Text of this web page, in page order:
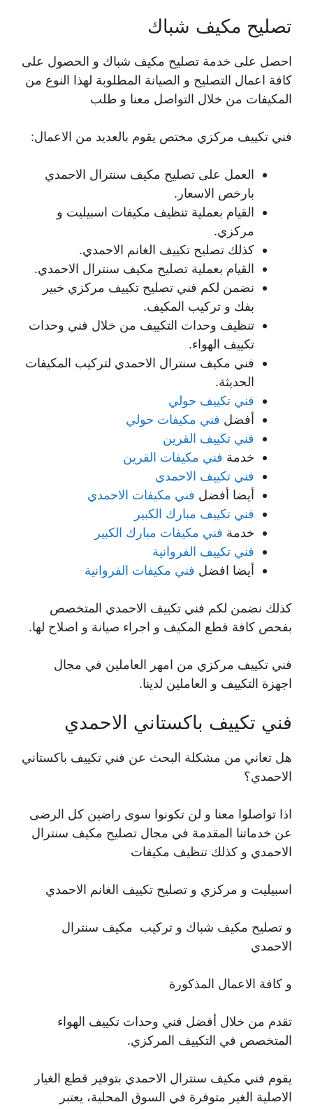
تصليح مكيف شباك
احصل على خدمة تصليح مكيف شباك و الحصول على
كافة اعمال التصليح و الصيانة المطلوبة لهذا النوع من
المكيفات من خلال التواصل معنا و طلب
فني تكييف مركزي مختص يقوم بالعديد من الاعمال:
العمل على تصليح مكيف سنترال الاحمدي
بارخص الاسعار.
القيام بعملية تنظيف مكيفات اسبيليت و
مركزي.
كذلك تصليح تكييف الغانم الاحمدي.
القيام بعملية تصليح مكيف سنترال الاحمدي.
نضمن لكم فني تصليح تكييف مركزي خبير
بفك و تركيب المكيف.
تنظيف وحدات التكييف من خلال فني وحدات
تكييف الهواء.
فني مكيف سنترال الاحمدي لتركيب المكيفات
الحديثة.
فني تكييف حولي
أفضل فني مكيفات حولي
فني تكييف القرين
خدمة فني مكيفات القرين
فني تكييف الاحمدي
أيضا أفضل فني مكيفات الاحمدي
فني تكييف مبارك الكبير
خدمة فني مكيفات مبارك الكبير
فني تكييف الفروانية
أيضا افضل فني مكيفات الفروانية
كذلك نضمن لكم فني تكييف الاحمدي المتخصص
بفحص كافة قطع المكيف و اجراء صيانة و اصلاح لها.
فني تكييف مركزي من امهر العاملين في مجال
اجهزة التكييف و العاملين لدينا.
فني تكييف باكستاني الاحمدي
هل تعاني من مشكلة البحث عن فني تكييف باكستاني
الاحمدي؟
اذا تواصلوا معنا و لن تكونوا سوى راضين كل الرضى
عن خدماتنا المقدمة في مجال تصليح مكيف سنترال
الاحمدي و كذلك تنظيف مكيفات
اسبيليت و مركزي و تصليح تكييف الغانم الاحمدي
و تصليح مكيف شباك و تركيب مكيف سنترال
الاحمدي
و كافة الاعمال المذكورة
تقدم من خلال أفضل فني وحدات تكييف الهواء
المتخصص في التكييف المركزي.
يقوم فني مكيف سنترال الاحمدي بتوفير قطع الغيار
الاصلية الغير متوفرة في السوق المحلية، يعتبر